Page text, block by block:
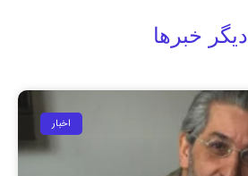
دیگر خبرها
اخبار